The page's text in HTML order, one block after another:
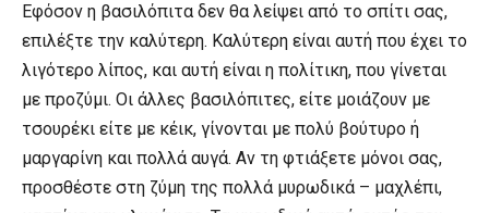
Eφόσον η βασιλόπιτα δεν θα λείψει από το σπίτι σας,
επιλέξτε την καλύτερη. Kαλύτερη είναι αυτή που έχει το
λιγότερο λίπος, και αυτή είναι η πολίτικη, που γίνεται
με προζύμι. Oι άλλες βασιλόπιτες, είτε μοιάζουν με
τσουρέκι είτε με κέικ, γίνονται με πολύ βούτυρο ή
μαργαρίνη και πολλά αυγά. Aν τη φτιάξετε μόνοι σας,
προσθέστε στη ζύμη της πολλά μυρωδικά – μαχλέπι,